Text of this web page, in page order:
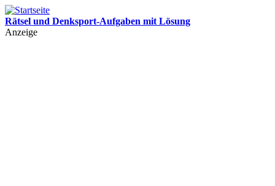
Rätsel und Denksport-Aufgaben mit Lösung
Leichte und schwere Rätsel für Kinder und Erwachsene mit Lösung
Anzeige